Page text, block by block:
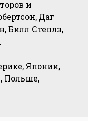
и
Даг
Билл Степлз,
Японии,
Польше,